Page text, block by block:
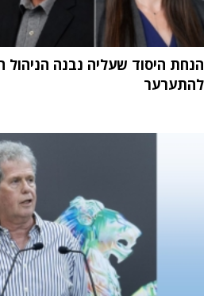
הנחת היסוד שעליה נבנה הניהול
להתערער